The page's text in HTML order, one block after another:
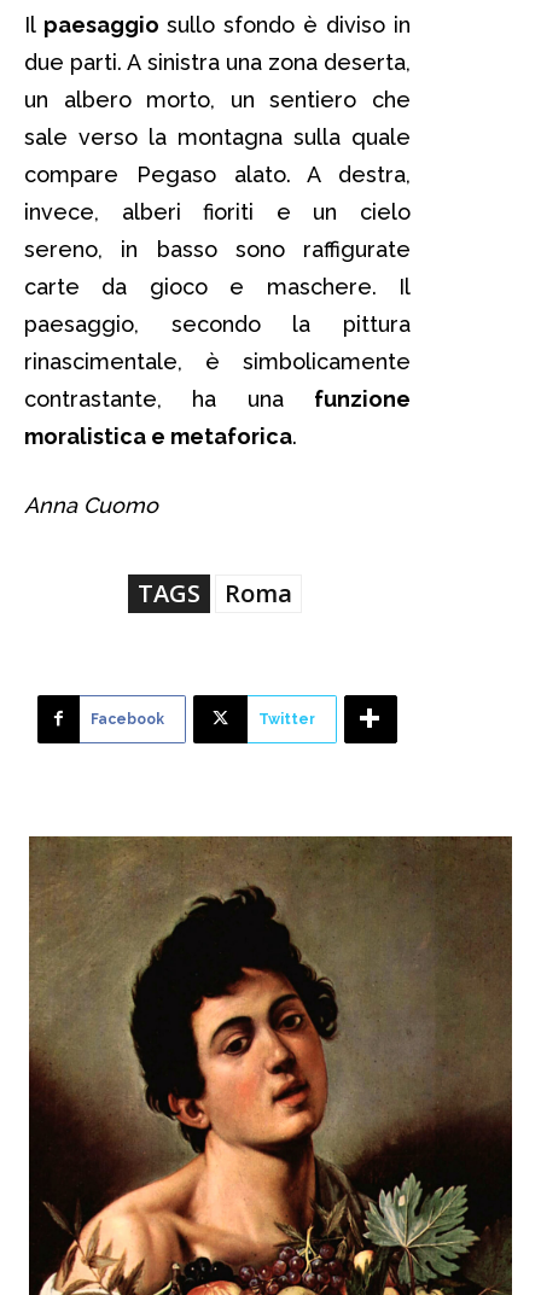
Il paesaggio sullo sfondo è diviso in
due parti. A sinistra una zona deserta,
un albero morto, un sentiero che
sale verso la montagna sulla quale
compare Pegaso alato. A destra,
invece, alberi fioriti e un cielo
sereno, in basso sono raffigurate
carte da gioco e maschere. Il
paesaggio, secondo la pittura
rinascimentale, è simbolicamente
contrastante, ha una funzione
moralistica e metaforica.
Anna Cuomo
TAGS Roma
Facebook Twitter